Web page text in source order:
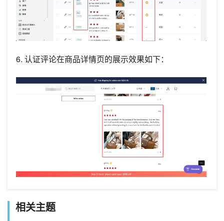
6. 认证评论在商品详情页的展示效果如下：
相关主题